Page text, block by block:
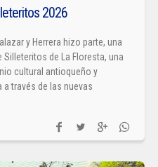
2026
y Herrera hizo parte, una
de La Floresta, una
cultural antioqueño y
través de las nuevas